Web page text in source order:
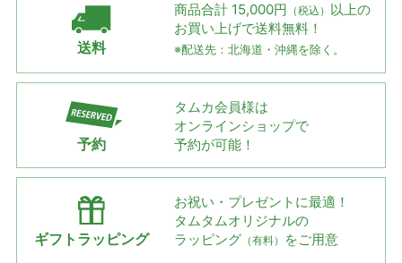
送料
商品合計 15,000円 （税込） 以上の
お買い上げで送料無料！
※配送先：北海道・沖縄を除く。
予約
タムカ会員様は
オンラインショップで
予約が可能！
ギフトラッピング
お祝い・プレゼントに最適！
タムタムオリジナルの
ラッピング （有料） をご用意